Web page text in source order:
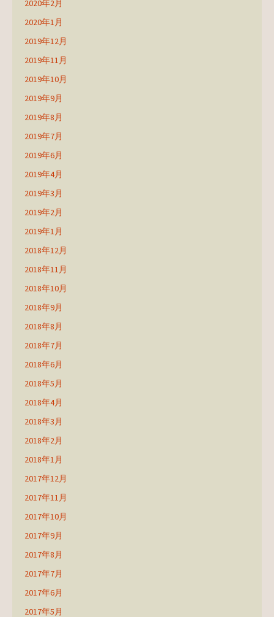
2020年2月
2020年1月
2019年12月
2019年11月
2019年10月
2019年9月
2019年8月
2019年7月
2019年6月
2019年4月
2019年3月
2019年2月
2019年1月
2018年12月
2018年11月
2018年10月
2018年9月
2018年8月
2018年7月
2018年6月
2018年5月
2018年4月
2018年3月
2018年2月
2018年1月
2017年12月
2017年11月
2017年10月
2017年9月
2017年8月
2017年7月
2017年6月
2017年5月